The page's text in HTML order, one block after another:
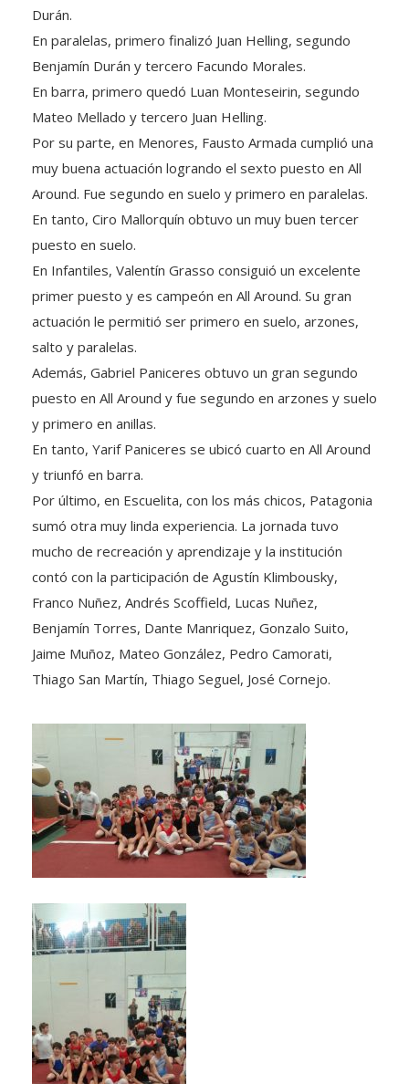
Durán.
En paralelas, primero finalizó Juan Helling, segundo
Benjamín Durán y tercero Facundo Morales.
En barra, primero quedó Luan Monteseirin, segundo
Mateo Mellado y tercero Juan Helling.
Por su parte, en Menores, Fausto Armada cumplió una
muy buena actuación logrando el sexto puesto en All
Around. Fue segundo en suelo y primero en paralelas.
En tanto, Ciro Mallorquín obtuvo un muy buen tercer
puesto en suelo.
En Infantiles, Valentín Grasso consiguió un excelente
primer puesto y es campeón en All Around. Su gran
actuación le permitió ser primero en suelo, arzones,
salto y paralelas.
Además, Gabriel Paniceres obtuvo un gran segundo
puesto en All Around y fue segundo en arzones y suelo
y primero en anillas.
En tanto, Yarif Paniceres se ubicó cuarto en All Around
y triunfó en barra.
Por último, en Escuelita, con los más chicos, Patagonia
sumó otra muy linda experiencia. La jornada tuvo
mucho de recreación y aprendizaje y la institución
contó con la participación de Agustín Klimbousky,
Franco Nuñez, Andrés Scoffield, Lucas Nuñez,
Benjamín Torres, Dante Manriquez, Gonzalo Suito,
Jaime Muñoz, Mateo González, Pedro Camorati,
Thiago San Martín, Thiago Seguel, José Cornejo.